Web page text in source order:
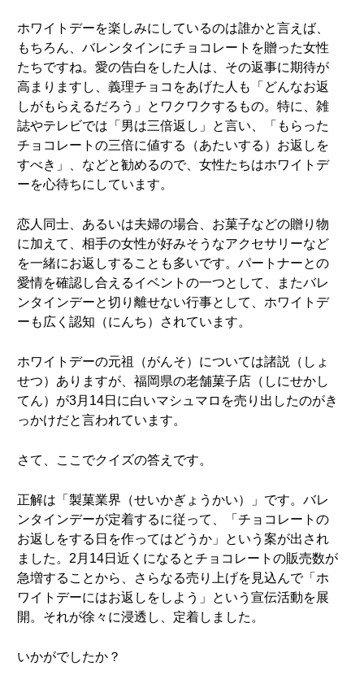
ホワイトデーを楽しみにしているのは誰かと言えば、
もちろん、バレンタインにチョコレートを贈った女性
たちですね。愛の告白をした人は、その返事に期待が
高まりますし、義理チョコをあげた人も「どんなお返
しがもらえるだろう」とワクワクするもの。特に、雑
誌やテレビでは「男は三倍返し」と言い、「もらった
チョコレートの三倍に値する（あたいする）お返しを
すべき」、などと勧めるので、女性たちはホワイトデ
ーを心待ちにしています。
恋人同士、あるいは夫婦の場合、お菓子などの贈り物
に加えて、相手の女性が好みそうなアクセサリーなど
を一緒にお返しすることも多いです。パートナーとの
愛情を確認し合えるイベントの一つとして、またバレ
ンタインデーと切り離せない行事として、ホワイトデ
ーも広く認知（にんち）されています。
ホワイトデーの元祖（がんそ）については諸説（しょ
せつ）ありますが、福岡県の老舗菓子店（しにせかし
てん）が3月14日に白いマシュマロを売り出したのがき
っかけだと言われています。
さて、ここでクイズの答えです。
正解は「製菓業界（せいかぎょうかい）」です。バレ
ンタインデーが定着するに従って、「チョコレートの
お返しをする日を作ってはどうか」という案が出され
ました。2月14日近くになるとチョコレートの販売数が
急増することから、さらなる売り上げを見込んで「ホ
ワイトデーにはお返しをしよう」という宣伝活動を展
開。それが徐々に浸透し、定着しました。
いかがでしたか？